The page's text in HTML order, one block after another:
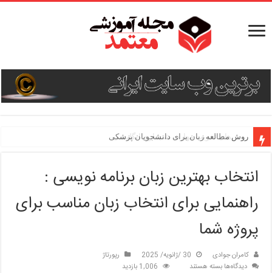
روش مطالعه زبان برای دانشجویان پزشکی
انتخاب بهترین زبان برنامه نویسی :
راهنمایی برای انتخاب زبان مناسب برای
پروژه شما
کامران جوادی 30 /ژانویه/ 2025
رپورتاژ
دیدگاه‌هابرای
بسته هستند 1,006 بازدید